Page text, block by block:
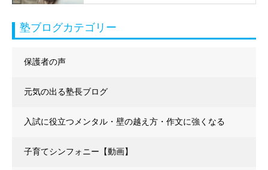
塾ブログカテゴリー
保護者の声
元気の出る塾長ブログ
入試に役立つメンタル・壁の越え方・作文に強くなる
子育てシンフォニー【動画】